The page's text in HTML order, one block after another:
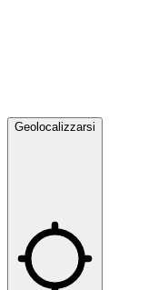
Geolocalizzarsi